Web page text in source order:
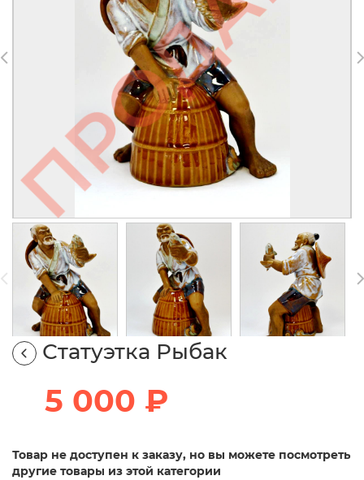
Статуэтка Рыбак
5 000 ₽
Товар не доступен к заказу, но вы можете посмотреть
другие товары из этой категории